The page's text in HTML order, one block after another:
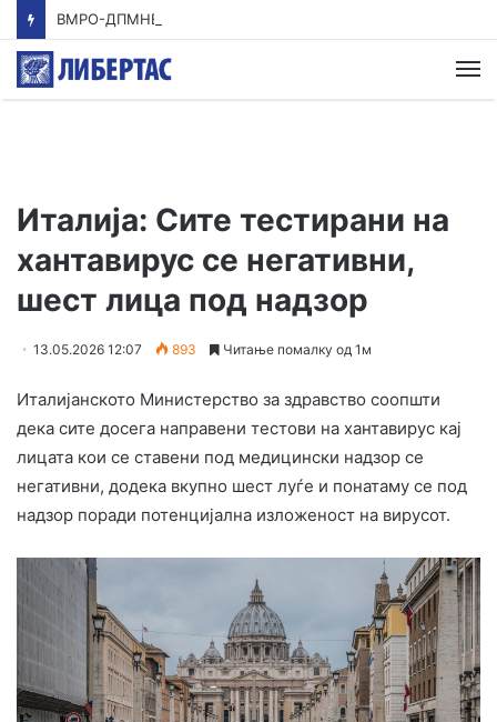
Италија: Сите тестирани на
хантавирус се негативни,
шест лица под надзор
13.05.2026 12:07 893 Читање помалку од 1м
Италијанското Министерство за здравство соопшти
дека сите досега направени тестови на хантавирус кај
лицата кои се ставени под медицински надзор се
негативни, додека вкупно шест луѓе и понатаму се под
надзор поради потенцијална изложеност на вирусот.